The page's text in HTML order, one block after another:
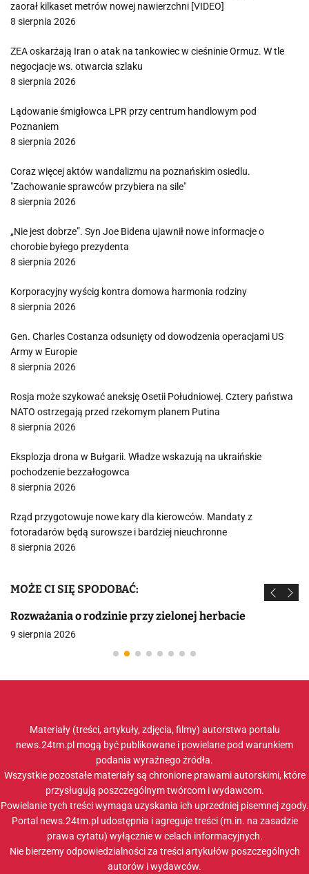
zaorał kilkaset metrów nowej nawierzchni [VIDEO]
8 sierpnia 2026
ZEA oskarżają Iran o atak na tankowiec w cieśninie Ormuz. W tle
negocjacje ws. otwarcia szlaku
8 sierpnia 2026
Lądowanie śmigłowca LPR przy centrum handlowym pod
Poznaniem
8 sierpnia 2026
Coraz więcej aktów wandalizmu na poznańskim osiedlu.
"Zachowanie sprawców przybiera na sile"
8 sierpnia 2026
„Nie jest dobrze”. Syn Joe Bidena ujawnił nowe informacje o
chorobie byłego prezydenta
8 sierpnia 2026
Korporacyjny wyścig kontra domowa harmonia rodziny
8 sierpnia 2026
Gen. Charles Costanza odsunięty od dowodzenia operacjami US
Army w Europie
8 sierpnia 2026
Rosja może szykować aneksję Osetii Południowej. Cztery państwa
NATO ostrzegają przed rzekomym planem Putina
8 sierpnia 2026
Eksplozja drona w Bułgarii. Władze wskazują na ukraińskie
pochodzenie bezzałogowca
8 sierpnia 2026
Rząd przygotowuje nowe kary dla kierowców. Mandaty z
fotoradarów będą surowsze i bardziej nieuchronne
8 sierpnia 2026
MOŻE CI SIĘ SPODOBAĆ:
Rozważania o rodzinie przy zielonej herbacie
9 sierpnia 2026
Materiały (treści, artykuły, zdjęcia, filmy) autorstwa portalu
news.24tm.pl mogą być publikowane i powielane pod warunkiem
podania wyraźnego źródła.
Wszystkie pozostałe materiały są chronione prawami autorskimi, które
przysługują poszczególnym twórcom i wydawcom.
Powielanie tych treści wymaga uzyskania ich uprzedniej pisemnej zgody.
Portal news.24tm.pl udostępnia i agreguje treści (m.in. na zasadzie
prawa cytatu) wyłącznie w celach informacyjnych.
Nie bierzemy odpowiedzialności za treści artykułów poszczególnych
autorów i wydawców.